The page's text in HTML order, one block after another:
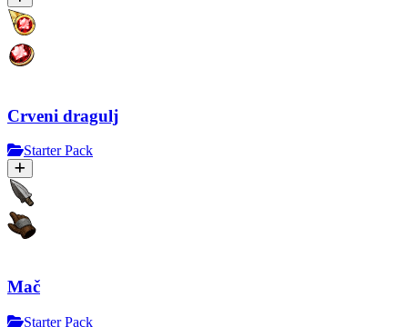
Crveni dragulj
Starter Pack
Mač
Starter Pack